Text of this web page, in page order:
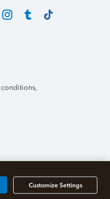
conditions,
Customize Settings